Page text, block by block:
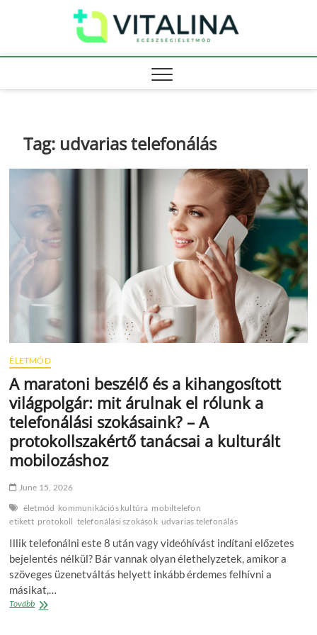
Tag: udvarias telefonálás
ÉLETMÓD
A maratoni beszélő és a kihangosított
világpolgár: mit árulnak el rólunk a
telefonálási szokásaink? – A
protokollszakértő tanácsai a kulturált
mobilozáshoz
June 15, 2026
életmód kommunikációs kultúra mobiltelefon
etikett protokoll telefonálási szokások udvarias telefonálás
Illik telefonálni este 8 után vagy videóhívást indítani előzetes
bejelentés nélkül? Bár vannak olyan élethelyzetek, amikor a
szöveges üzenetváltás helyett inkább érdemes felhívni a
másikat,…
TovábbA